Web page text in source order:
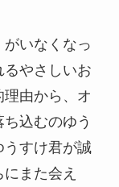
いなくなっ
やさしいお
由から、オ
込むのゆう
うすけ君が誠
また会え